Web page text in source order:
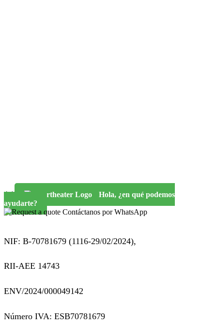
Hola, ¿en qué podemos
ayudarte?
Contáctanos por WhatsApp
NIF: B-70781679 (1116-29/02/2024),
RII-AEE 14743
ENV/2024/000049142
Número IVA: ESB70781679